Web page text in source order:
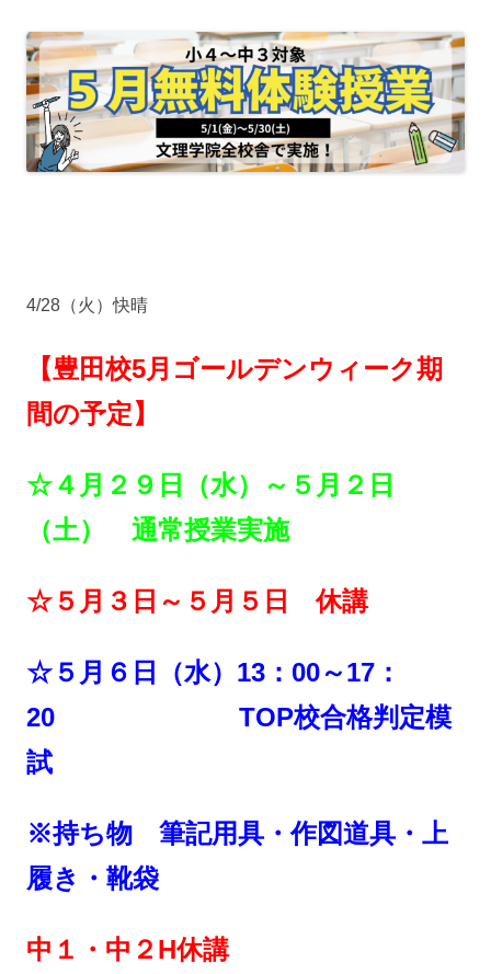
4/28（火）快晴
【豊田校5月ゴールデンウィーク期
間の予定】
☆４月２９日（水）～５月２日
（土） 通常授業実施
☆５月３日～５月５日 休講
☆５月６日（水）13：00～17：
20 TOP校合格判定模
試
※持ち物 筆記用具・作図道具・上
履き・靴袋
中１・中２H休講